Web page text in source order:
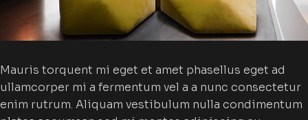
Mauris torquent mi eget et amet phasellus eget ad
ullamcorper mi a fermentum vel a a nunc consectetur
enim rutrum. Aliquam vestibulum nulla condimentum